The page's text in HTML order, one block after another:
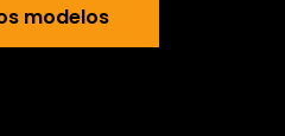
modelosVer todos